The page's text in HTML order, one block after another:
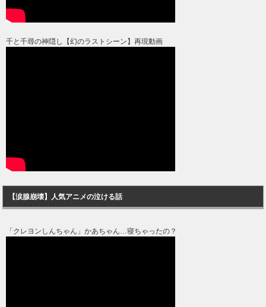
千と千尋の神隠し【幻のラストシーン】再現動画
【涙腺崩壊】人気アニメの泣ける話
「クレヨンしんちゃん」かあちゃん…寝ちゃったの？